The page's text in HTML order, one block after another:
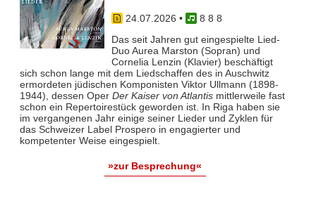
24.07.2026 •
8 8 8
Das seit Jahren gut eingespielte Lied-
Duo Aurea Marston (Sopran) und
Cornelia Lenzin (Klavier) beschäftigt
sich schon lange mit dem Liedschaffen des in Auschwitz
ermordeten jüdischen Komponisten Viktor Ullmann (1898-
1944), dessen Oper Der Kaiser von Atlantismittlerweile fast
schon ein Repertoirestück geworden ist. In Riga haben sie
im vergangenen Jahr einige seiner Lieder und Zyklen für
das Schweizer Label Prospero in engagierter und
kompetenter Weise eingespielt.
»zur Besprechung«